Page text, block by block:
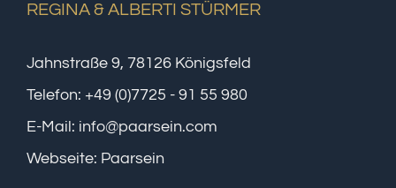
REGINA & ALBERTI STÜRMER
Jahnstraße 9, 78126 Königsfeld
Telefon: +49 (0)7725 - 91 55 980
E-Mail: info@paarsein.com
Webseite: Paarsein